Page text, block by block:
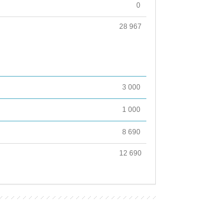
0
28 967
3 000
1 000
8 690
12 690